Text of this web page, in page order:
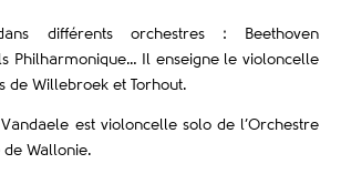
différents orchestres : Beethoven
Philharmonique… Il enseigne le violoncelle
de Willebroek et Torhout.
Vandaele est violoncelle solo de l’Orchestre
de Wallonie.